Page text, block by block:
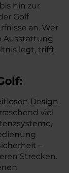
hin zur
Golf
an. Wer
Ausstattung
legt, trifft
Design,
viel
–
Strecken.